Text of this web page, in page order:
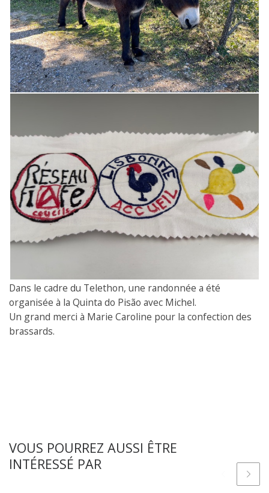
Dans le cadre du Telethon, une randonnée a été
organisée à la Quinta do Pisão avec Michel.
Un grand merci à Marie Caroline pour la confection des
brassards.
VOUS POURREZ AUSSI ÊTRE
INTÉRESSÉ PAR